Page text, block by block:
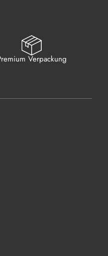
Verpackung